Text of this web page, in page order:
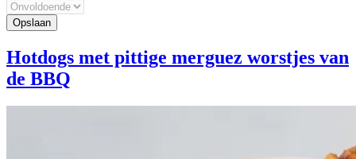
Hotdogs met pittige merguez worstjes van
de BBQ